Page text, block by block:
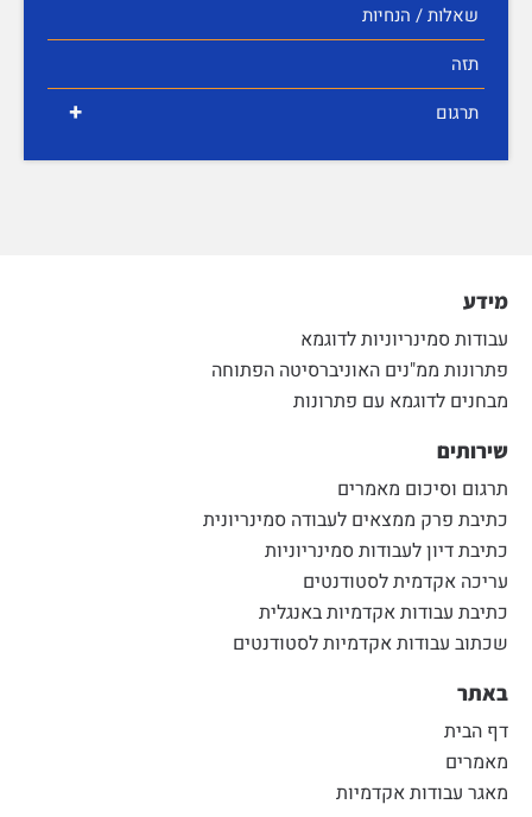
שאלות / הנחיות
תזה
+ תרגום
מידע
עבודות סמינריוניות לדוגמא
פתרונות ממ"נים האוניברסיטה הפתוחה
מבחנים לדוגמא עם פתרונות
שירותים
תרגום וסיכום מאמרים
כתיבת פרק ממצאים לעבודה סמינריונית
כתיבת דיון לעבודות סמינריוניות
עריכה אקדמית לסטודנטים
כתיבת עבודות אקדמיות באנגלית
שכתוב עבודות אקדמיות לסטודנטים
באתר
דף הבית
מאמרים
מאגר עבודות אקדמיות